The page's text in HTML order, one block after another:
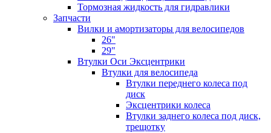
Тормозная жидкость для гидравлики
Запчасти
Вилки и амортизаторы для велосипедов
26"
29"
Втулки Оси Эксцентрики
Втулки для велосипеда
Втулки переднего колеса под
диск
Эксцентрики колеса
Втулки заднего колеса под диск,
трещотку